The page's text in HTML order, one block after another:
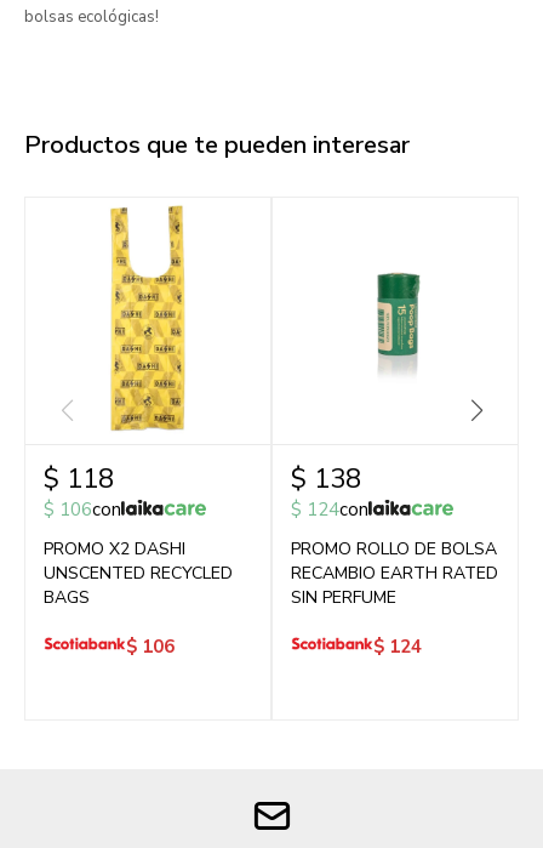
bolsas ecológicas!
Productos que te pueden interesar
$ 118
$ 106con
PROMO X2 DASHI
UNSCENTED RECYCLED
BAGS
$ 106
$ 138
$ 124con
PROMO ROLLO DE BOLSA
RECAMBIO EARTH RATED
SIN PERFUME
$ 124